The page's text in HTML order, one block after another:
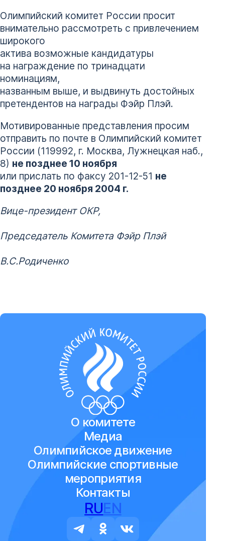
Олимпийский комитет России просит
внимательно рассмотреть с привлечением
широкого
актива возможные кандидатуры
на награждение по тринадцати
номинациям,
названным выше, и выдвинуть достойных
претендентов на награды Фэйр Плэй.
Мотивированные представления просим
отправить по почте в Олимпийский комитет
России (119992, г. Москва, Лужнецкая наб.,
8) не позднее 10 ноября
или прислать по факсу 201-12-51 не
позднее 20 ноября 2004 г.
Вице-президент ОКР,
Председатель Комитета Фэйр Плэй
В.С.Родиченко
О комитете
Медиа
Олимпийское движение
Олимпийские спортивные
мероприятия
Контакты
RUEN